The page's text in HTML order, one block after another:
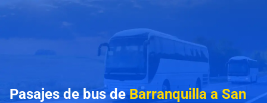
Pasajes de bus deBarranquilla a San